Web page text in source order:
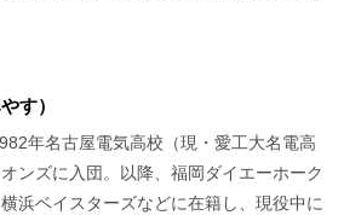
す）
年名古屋電気高校（現・愛工大名電高
ンズに入団。以降、福岡ダイエーホーク
浜ベイスターズなどに在籍し、現役中に